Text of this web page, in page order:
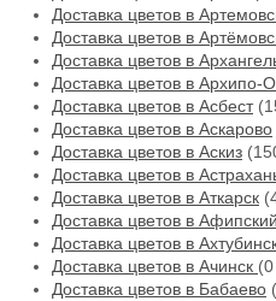
Доставка цветов в
Доставка цветов в
Доставка цветов в
Доставка цветов в Архипо-
Доставка цветов в Асбест
Доставка цветов в Аскарово
Доставка цветов в Аскиз
Доставка цветов в
Доставка цветов в Аткарск
Доставка цветов в Афипский
Доставка цветов в
Доставка цветов в Ачинск
Доставка цветов в Бабаево